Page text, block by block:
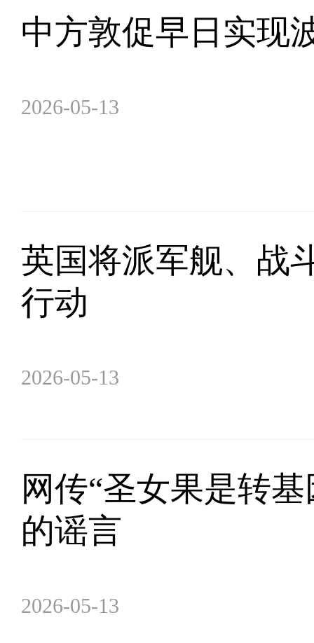
中方敦促早日实现
2026-05-13
英国将派军舰、战
行动
2026-05-13
网传“圣女果是转
的谣言
2026-05-13